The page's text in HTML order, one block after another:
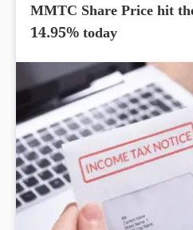
MMTC Share Price hit
14.95% today